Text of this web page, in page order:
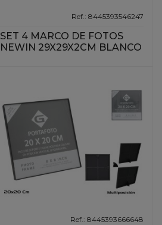
Ref.: 8445393546247
SET 4 MARCO DE FOTOS
NEWIN 29X29X2CM BLANCO
Ref.: 8445393666648